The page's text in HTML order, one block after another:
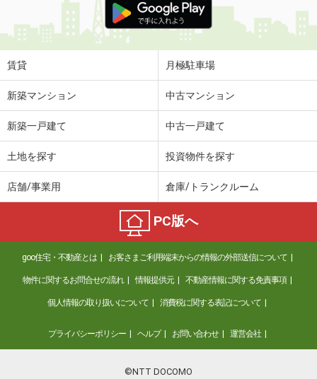
賃貸 月極駐車場
新築マンション 中古マンション
新築一戸建て 中古一戸建て
土地を探す 投資物件を探す
店舗/事業用 倉庫/トランクルーム
PC版へ
goo住宅・不動産とは お客さまご利用端末からの情報の外部送信について
物件に関するお問合せの流れ 情報提供元 不動産情報に関する免責事項
個人情報の取り扱いについて 消費税に関する表記について
プライバシーポリシー ヘルプ お問い合わせ 運営会社
©NTT DOCOMO